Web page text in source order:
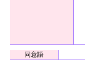
同意語